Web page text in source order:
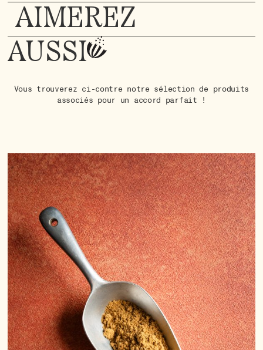
AIMEREZ
AUSSI
Vous trouverez ci-contre notre sélection de produits
associés pour un accord parfait !